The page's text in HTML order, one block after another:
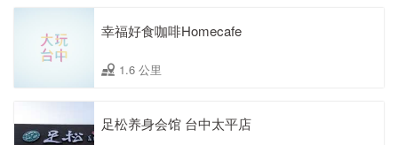
幸福好食咖啡Homecafe
1.6 公里
足松养身会馆 台中太平店